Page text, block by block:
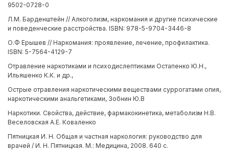
9502-0728-0
Л.М. Барденштейн // Алкоголизм, наркомания и другие психические
и поведенческие расстройства. ISBN: 978-5-9704-3446-8
О.Ф Ерышев // Наркомания: проявление, лечение, профилактика.
ISBN: 5-7564-4129-7
Отравление наркотиками и психодислептиками Остапенко Ю.Н.,
Ильяшенко К.К. и др.,
Острые отравления наркотическими веществами суррогатами опия,
наркотическими анальгетиками, Зобнин Ю.В
Наркотики. Свойства, действие, фармакокинетика, метаболизм Н.В.
Веселовская А.Е. Коваленко
Пятницкая И. Н. Общая и частная наркология: руководство для
врачей / И. Н. Пятницкая. М.: Медицина, 2008. 640 с.